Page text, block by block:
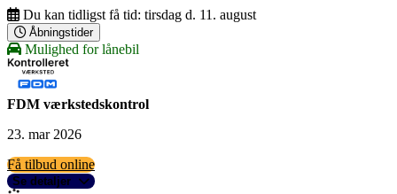
Du kan tidligst få tid: tirsdag d. 11. august
Åbningstider
Mulighed for lånebil
FDM værkstedskontrol
23. mar 2026
Få tilbud online
Se detaljer